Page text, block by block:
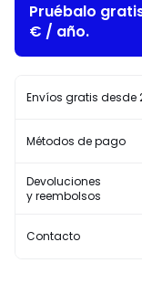
Pruébalo
€ / año.
Envíos gratis
Métodos de pago
Devoluciones
y reembolsos
Contacto